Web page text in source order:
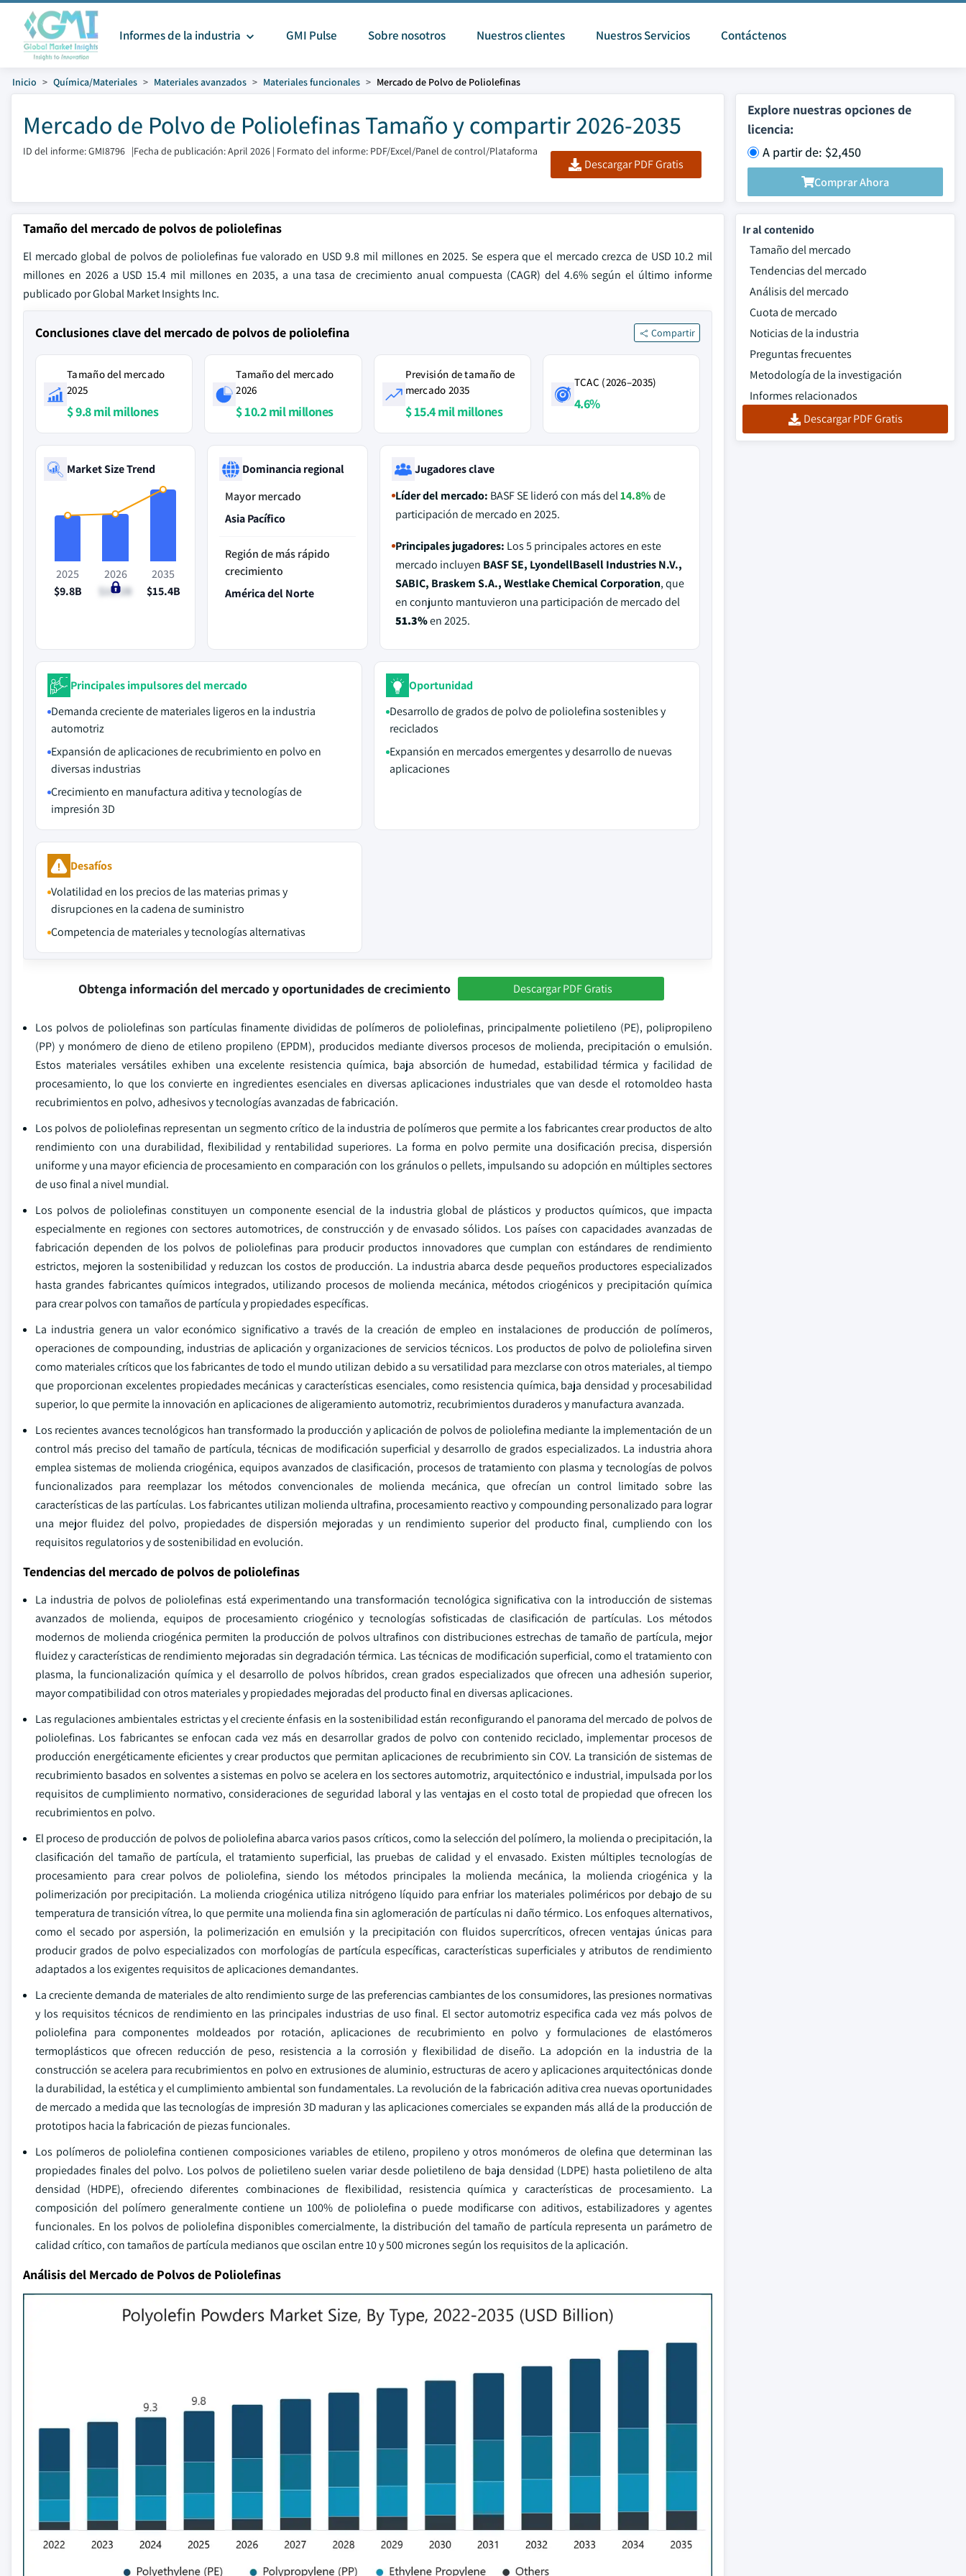
Informes de la industria GMI Pulse Sobre nosotros Nuestros clientes Nuestros Servicios Contáctenos
Inicio Química/Materiales Materiales avanzados Materiales funcionales Mercado de Polvo de Poliolefinas
Mercado de Polvo de Poliolefinas Tamaño y compartir 2026-2035
ID del informe: GMI8796 |Fecha de publicación: April 2026 | Formato del informe: PDF/Excel/Panel de control/Plataforma
Descargar PDF Gratis
Explore nuestras opciones de
licencia:
A partir de: $2,450
Comprar Ahora
Tamaño del mercado de polvos de poliolefinas
El mercado global de polvos de poliolefinas fue valorado en USD 9.8 mil millones en 2025. Se espera que el mercado crezca de USD 10.2 mil
millones en 2026 a USD 15.4 mil millones en 2035, a una tasa de crecimiento anual compuesta (CAGR) del 4.6% según el último informe
publicado por Global Market Insights Inc.
Conclusiones clave del mercado de polvos de poliolefina Compartir
Tamaño del mercado
2025
$ 9.8 mil millones
Tamaño del mercado
2026
$ 10.2 mil millones
Previsión de tamaño de
mercado 2035
$ 15.4 mil millones
TCAC (2026–2035)
4.6%
Market Size Trend
2025
$9.8B
2026
$10.2B
2035
$15.4B
Dominancia regional
Mayor mercado
Asia Pacífico
Región de más rápido
crecimiento
América del Norte
Jugadores clave
Líder del mercado: BASF SE lideró con más del14.8%de
participación de mercado en 2025.
Principales jugadores: Los 5 principales actores en este
mercado incluyen BASF SE, LyondellBasell Industries N.V.,
SABIC, Braskem S.A., Westlake Chemical Corporation, que
en conjunto mantuvieron una participación de mercado del
51.3%en 2025.
Principales impulsores del mercado
Demanda creciente de materiales ligeros en la industria
automotriz
Expansión de aplicaciones de recubrimiento en polvo en
diversas industrias
Crecimiento en manufactura aditiva y tecnologías de
impresión 3D
Oportunidad
Desarrollo de grados de polvo de poliolefina sostenibles y
reciclados
Expansión en mercados emergentes y desarrollo de nuevas
aplicaciones
Desafíos
Volatilidad en los precios de las materias primas y
disrupciones en la cadena de suministro
Competencia de materiales y tecnologías alternativas
Obtenga información del mercado y oportunidades de crecimiento Descargar PDF Gratis
Los polvos de poliolefinas son partículas finamente divididas de polímeros de poliolefinas, principalmente polietileno (PE), polipropileno
(PP) y monómero de dieno de etileno propileno (EPDM), producidos mediante diversos procesos de molienda, precipitación o emulsión.
Estos materiales versátiles exhiben una excelente resistencia química, baja absorción de humedad, estabilidad térmica y facilidad de
procesamiento, lo que los convierte en ingredientes esenciales en diversas aplicaciones industriales que van desde el rotomoldeo hasta
recubrimientos en polvo, adhesivos y tecnologías avanzadas de fabricación.
Los polvos de poliolefinas representan un segmento crítico de la industria de polímeros que permite a los fabricantes crear productos de alto
rendimiento con una durabilidad, flexibilidad y rentabilidad superiores. La forma en polvo permite una dosificación precisa, dispersión
uniforme y una mayor eficiencia de procesamiento en comparación con los gránulos o pellets, impulsando su adopción en múltiples sectores
de uso final a nivel mundial.
Los polvos de poliolefinas constituyen un componente esencial de la industria global de plásticos y productos químicos, que impacta
especialmente en regiones con sectores automotrices, de construcción y de envasado sólidos. Los países con capacidades avanzadas de
fabricación dependen de los polvos de poliolefinas para producir productos innovadores que cumplan con estándares de rendimiento
estrictos, mejoren la sostenibilidad y reduzcan los costos de producción. La industria abarca desde pequeños productores especializados
hasta grandes fabricantes químicos integrados, utilizando procesos de molienda mecánica, métodos criogénicos y precipitación química
para crear polvos con tamaños de partícula y propiedades específicas.
La industria genera un valor económico significativo a través de la creación de empleo en instalaciones de producción de polímeros,
operaciones de compounding, industrias de aplicación y organizaciones de servicios técnicos. Los productos de polvo de poliolefina sirven
como materiales críticos que los fabricantes de todo el mundo utilizan debido a su versatilidad para mezclarse con otros materiales, al tiempo
que proporcionan excelentes propiedades mecánicas y características esenciales, como resistencia química, baja densidad y procesabilidad
superior, lo que permite la innovación en aplicaciones de aligeramiento automotriz, recubrimientos duraderos y manufactura avanzada.
Los recientes avances tecnológicos han transformado la producción y aplicación de polvos de poliolefina mediante la implementación de un
control más preciso del tamaño de partícula, técnicas de modificación superficial y desarrollo de grados especializados. La industria ahora
emplea sistemas de molienda criogénica, equipos avanzados de clasificación, procesos de tratamiento con plasma y tecnologías de polvos
funcionalizados para reemplazar los métodos convencionales de molienda mecánica, que ofrecían un control limitado sobre las
características de las partículas. Los fabricantes utilizan molienda ultrafina, procesamiento reactivo y compounding personalizado para lograr
una mejor fluidez del polvo, propiedades de dispersión mejoradas y un rendimiento superior del producto final, cumpliendo con los
requisitos regulatorios y de sostenibilidad en evolución.
Tendencias del mercado de polvos de poliolefinas
La industria de polvos de poliolefinas está experimentando una transformación tecnológica significativa con la introducción de sistemas
avanzados de molienda, equipos de procesamiento criogénico y tecnologías sofisticadas de clasificación de partículas. Los métodos
modernos de molienda criogénica permiten la producción de polvos ultrafinos con distribuciones estrechas de tamaño de partícula, mejor
fluidez y características de rendimiento mejoradas sin degradación térmica. Las técnicas de modificación superficial, como el tratamiento con
plasma, la funcionalización química y el desarrollo de polvos híbridos, crean grados especializados que ofrecen una adhesión superior,
mayor compatibilidad con otros materiales y propiedades mejoradas del producto final en diversas aplicaciones.
Las regulaciones ambientales estrictas y el creciente énfasis en la sostenibilidad están reconfigurando el panorama del mercado de polvos de
poliolefinas. Los fabricantes se enfocan cada vez más en desarrollar grados de polvo con contenido reciclado, implementar procesos de
producción energéticamente eficientes y crear productos que permitan aplicaciones de recubrimiento sin COV. La transición de sistemas de
recubrimiento basados en solventes a sistemas en polvo se acelera en los sectores automotriz, arquitectónico e industrial, impulsada por los
requisitos de cumplimiento normativo, consideraciones de seguridad laboral y las ventajas en el costo total de propiedad que ofrecen los
recubrimientos en polvo.
El proceso de producción de polvos de poliolefina abarca varios pasos críticos, como la selección del polímero, la molienda o precipitación, la
clasificación del tamaño de partícula, el tratamiento superficial, las pruebas de calidad y el envasado. Existen múltiples tecnologías de
procesamiento para crear polvos de poliolefina, siendo los métodos principales la molienda mecánica, la molienda criogénica y la
polimerización por precipitación. La molienda criogénica utiliza nitrógeno líquido para enfriar los materiales poliméricos por debajo de su
temperatura de transición vítrea, lo que permite una molienda fina sin aglomeración de partículas ni daño térmico. Los enfoques alternativos,
como el secado por aspersión, la polimerización en emulsión y la precipitación con fluidos supercríticos, ofrecen ventajas únicas para
producir grados de polvo especializados con morfologías de partícula específicas, características superficiales y atributos de rendimiento
adaptados a los exigentes requisitos de aplicaciones demandantes.
La creciente demanda de materiales de alto rendimiento surge de las preferencias cambiantes de los consumidores, las presiones normativas
y los requisitos técnicos de rendimiento en las principales industrias de uso final. El sector automotriz especifica cada vez más polvos de
poliolefina para componentes moldeados por rotación, aplicaciones de recubrimiento en polvo y formulaciones de elastómeros
termoplásticos que ofrecen reducción de peso, resistencia a la corrosión y flexibilidad de diseño. La adopción en la industria de la
construcción se acelera para recubrimientos en polvo en extrusiones de aluminio, estructuras de acero y aplicaciones arquitectónicas donde
la durabilidad, la estética y el cumplimiento ambiental son fundamentales. La revolución de la fabricación aditiva crea nuevas oportunidades
de mercado a medida que las tecnologías de impresión 3D maduran y las aplicaciones comerciales se expanden más allá de la producción de
prototipos hacia la fabricación de piezas funcionales.
Los polímeros de poliolefina contienen composiciones variables de etileno, propileno y otros monómeros de olefina que determinan las
propiedades finales del polvo. Los polvos de polietileno suelen variar desde polietileno de baja densidad (LDPE) hasta polietileno de alta
densidad (HDPE), ofreciendo diferentes combinaciones de flexibilidad, resistencia química y características de procesamiento. La
composición del polímero generalmente contiene un 100% de poliolefina o puede modificarse con aditivos, estabilizadores y agentes
funcionales. En los polvos de poliolefina disponibles comercialmente, la distribución del tamaño de partícula representa un parámetro de
calidad crítico, con tamaños de partícula medianos que oscilan entre 10 y 500 micrones según los requisitos de la aplicación.
Análisis del Mercado de Polvos de Poliolefinas
Ir al contenido
Tamaño del mercado
Tendencias del mercado
Análisis del mercado
Cuota de mercado
Noticias de la industria
Preguntas frecuentes
Metodología de la investigación
Informes relacionados
Descargar PDF Gratis